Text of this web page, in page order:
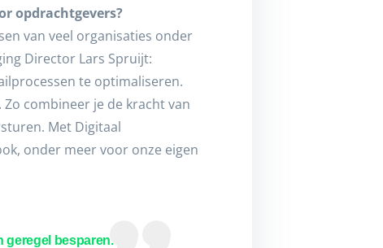
opdrachtgevers?
van veel organisaties onder
Director Lars Spruijt:
te optimaliseren.
combineer je de kracht van
Met Digitaal
onder meer voor onze eigen
geregel besparen.